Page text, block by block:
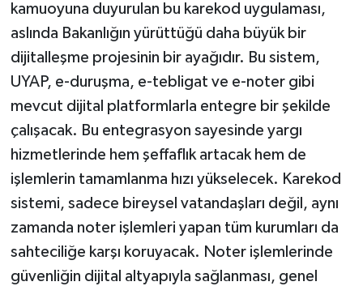
kamuoyuna duyurulan bu karekod uygulaması,
aslında Bakanlığın yürüttüğü daha büyük bir
dijitalleşme projesinin bir ayağıdır. Bu sistem,
UYAP, e-duruşma, e-tebligat ve e-noter gibi
mevcut dijital platformlarla entegre bir şekilde
çalışacak. Bu entegrasyon sayesinde yargı
hizmetlerinde hem şeffaflık artacak hem de
işlemlerin tamamlanma hızı yükselecek. Karekod
sistemi, sadece bireysel vatandaşları değil, aynı
zamanda noter işlemleri yapan tüm kurumları da
sahteciliğe karşı koruyacak. Noter işlemlerinde
güvenliğin dijital altyapıyla sağlanması, genel